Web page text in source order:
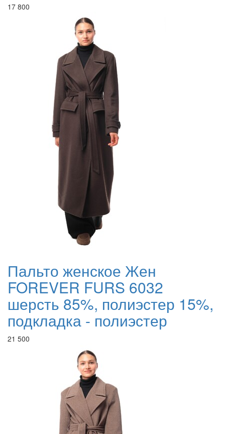
17 800
Пальто женское Жен
FOREVER FURS 6032
шерсть 85%, полиэстер 15%,
подкладка - полиэстер
21 500